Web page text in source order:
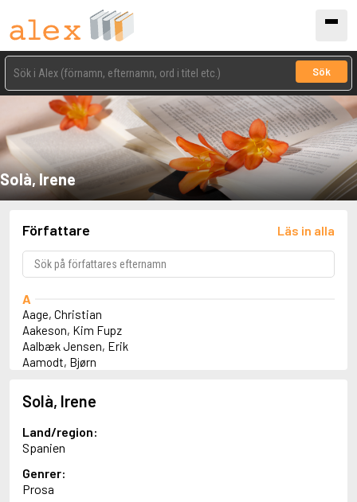
Sök
Solà, Irene
Författare Läs in alla
A
Aage, Christian
Aakeson, Kim Fupz
Aalbæk Jensen, Erik
Aamodt, Bjørn
Abbey, Kieran
Abbot, Anthony
Abbott, John
Abbott, Megan
Abdel-Fattah, Randa
Abdolah, Kader
Abé, Kobo
Solà, Irene
Land/region:
Spanien
Genrer:
Prosa